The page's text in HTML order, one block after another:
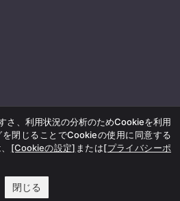
さ、利用状況の分析のためCookieを利用
閉じることでCookieの使用に同意する
[Cookieの設定] または[プライバシーポ
閉じる